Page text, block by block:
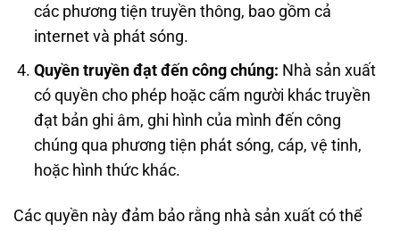
các phương tiện truyền thông, bao gồm cả
internet và phát sóng.
Quyền truyền đạt đến công chúng: Nhà sản xuất
có quyền cho phép hoặc cấm người khác truyền
đạt bản ghi âm, ghi hình của mình đến công
chúng qua phương tiện phát sóng, cáp, vệ tinh,
hoặc hình thức khác.
Các quyền này đảm bảo rằng nhà sản xuất có thể